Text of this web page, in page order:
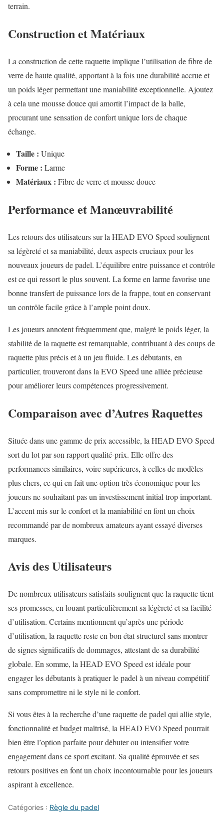
terrain.
Construction et Matériaux
La construction de cette raquette implique l’utilisation de fibre de
verre de haute qualité, apportant à la fois une durabilité accrue et
un poids léger permettant une maniabilité exceptionnelle. Ajoutez
à cela une mousse douce qui amortit l’impact de la balle,
procurant une sensation de confort unique lors de chaque
échange.
Taille : Unique
Forme : Larme
Matériaux : Fibre de verre et mousse douce
Performance et Manœuvrabilité
Les retours des utilisateurs sur la HEAD EVO Speed soulignent
sa légèreté et sa maniabilité, deux aspects cruciaux pour les
nouveaux joueurs de padel. L’équilibre entre puissance et contrôle
est ce qui ressort le plus souvent. La forme en larme favorise une
bonne transfert de puissance lors de la frappe, tout en conservant
un contrôle facile grâce à l’ample point doux.
Les joueurs annotent fréquemment que, malgré le poids léger, la
stabilité de la raquette est remarquable, contribuant à des coups de
raquette plus précis et à un jeu fluide. Les débutants, en
particulier, trouveront dans la EVO Speed une alliée précieuse
pour améliorer leurs compétences progressivement.
Comparaison avec d’Autres Raquettes
Située dans une gamme de prix accessible, la HEAD EVO Speed
sort du lot par son rapport qualité-prix. Elle offre des
performances similaires, voire supérieures, à celles de modèles
plus chers, ce qui en fait une option très économique pour les
joueurs ne souhaitant pas un investissement initial trop important.
L’accent mis sur le confort et la maniabilité en font un choix
recommandé par de nombreux amateurs ayant essayé diverses
marques.
Avis des Utilisateurs
De nombreux utilisateurs satisfaits soulignent que la raquette tient
ses promesses, en louant particulièrement sa légèreté et sa facilité
d’utilisation. Certains mentionnent qu’après une période
d’utilisation, la raquette reste en bon état structurel sans montrer
de signes significatifs de dommages, attestant de sa durabilité
globale. En somme, la HEAD EVO Speed est idéale pour
engager les débutants à pratiquer le padel à un niveau compétitif
sans compromettre ni le style ni le confort.
Si vous êtes à la recherche d’une raquette de padel qui allie style,
fonctionnalité et budget maîtrisé, la HEAD EVO Speed pourrait
bien être l’option parfaite pour débuter ou intensifier votre
engagement dans ce sport excitant. Sa qualité éprouvée et ses
retours positives en font un choix incontournable pour les joueurs
aspirant à excellence.
Catégories : Règle du padel